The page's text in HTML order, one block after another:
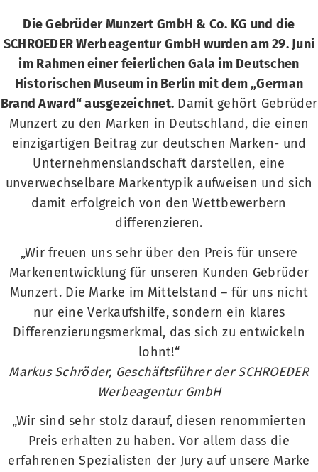
Die Gebrüder Munzert GmbH & Co. KG und die
SCHROEDER Werbeagentur GmbH wurden am 29. Juni
im Rahmen einer feierlichen Gala im Deutschen
Historischen Museum in Berlin mit dem „German
Brand Award“ ausgezeichnet. Damit gehört Gebrüder
Munzert zu den Marken in Deutschland, die einen
einzigartigen Beitrag zur deutschen Marken- und
Unternehmenslandschaft darstellen, eine
unverwechselbare Markentypik aufweisen und sich
damit erfolgreich von den Wettbewerbern
differenzieren.
„Wir freuen uns sehr über den Preis für unsere
Markenentwicklung für unseren Kunden Gebrüder
Munzert. Die Marke im Mittelstand – für uns nicht
nur eine Verkaufshilfe, sondern ein klares
Differenzierungsmerkmal, das sich zu entwickeln
lohnt!“
Markus Schröder, Geschäftsführer der SCHROEDER
Werbeagentur GmbH
„Wir sind sehr stolz darauf, diesen renommierten
Preis erhalten zu haben. Vor allem dass die
erfahrenen Spezialisten der Jury auf unsere Marke